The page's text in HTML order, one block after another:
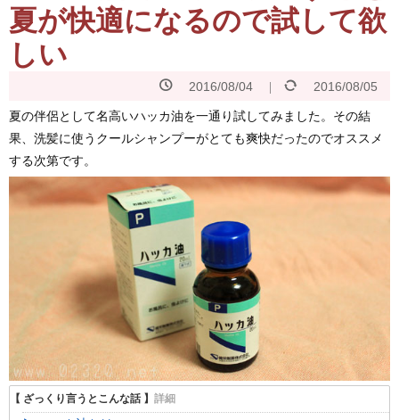
夏が快適になるので試して欲
しい
2016/08/04 2016/08/05
夏の伴侶として名高いハッカ油を一通り試してみました。その結
果、洗髪に使うクールシャンプーがとても爽快だったのでオススメ
する次第です。